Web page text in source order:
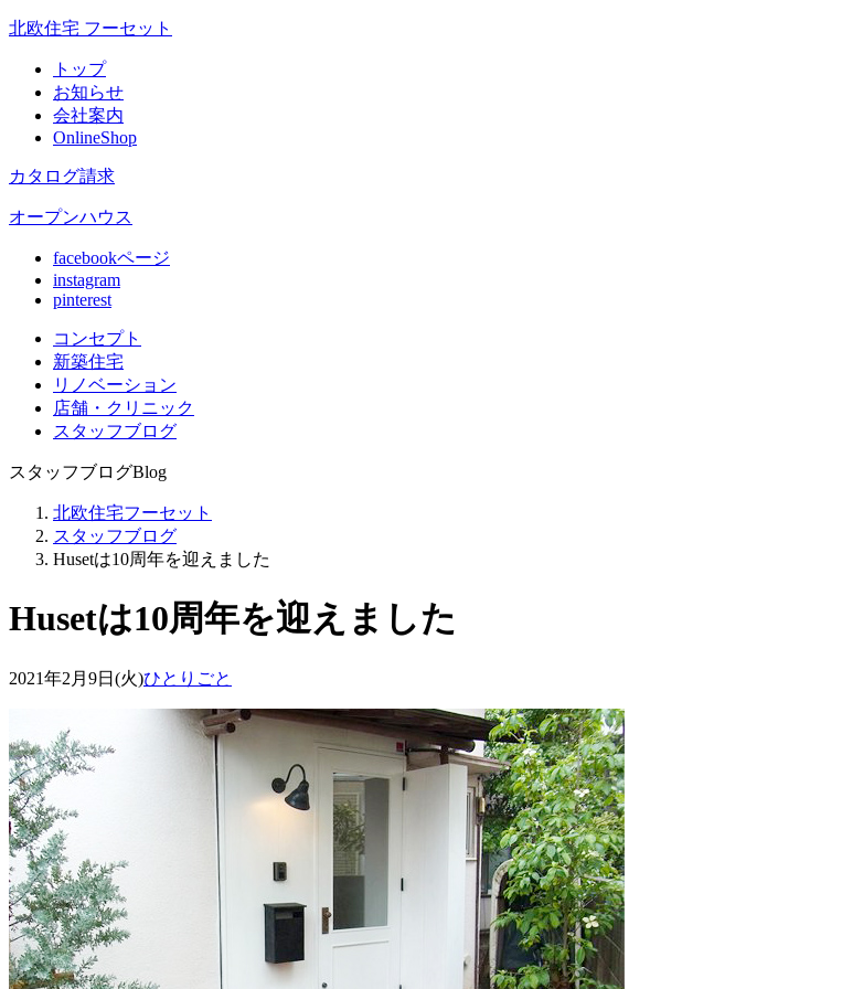
北欧住宅 フーセット
トップ
お知らせ
会社案内
OnlineShop
カタログ請求
オープンハウス
facebookページ
instagram
pinterest
コンセプト
新築住宅
リノベーション
店舗 ・クリニック
スタッフブログ
スタッフブログBlog
北欧住宅フーセット
スタッフブログ
Husetは10周年を迎えました
Husetは10周年を迎えました
2021年2月9日(火)ひとりごと